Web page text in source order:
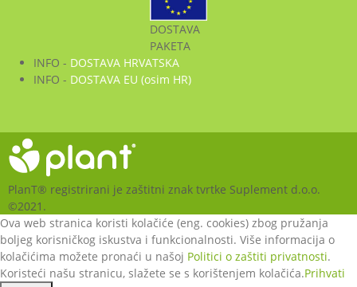
DOSTAVA
PAKETA
INFO - DOSTAVA HRVATSKA
INFO - DOSTAVA EU (osim HR)
PlanT® registrirani je zaštitni znak tvrtke Suplement d.o.o.
©2021.
Ova web stranica koristi kolačiće (eng. cookies) zbog pružanja
boljeg korisničkog iskustva i funkcionalnosti. Više informacija o
kolačićima možete pronaći u našoj Politici o zaštiti privatnosti.
Koristeći našu stranicu, slažete se s korištenjem kolačića.Prihvati